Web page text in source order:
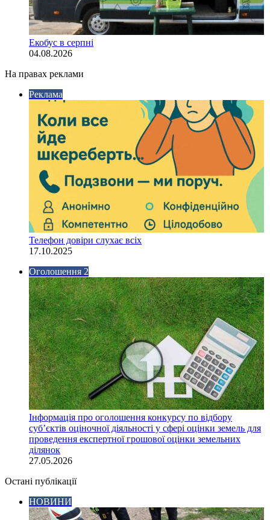
Екобус в серпні
04.08.2026
На правах реклами
Реклама
Телефон довіри слухає всіх
17.10.2025
Оголошення 2
Інформація про оголошення конкурсу по відбору
суб’єктів оціночної діяльності у сфері оцінки земель для
проведення експертної грошової оцінки земельних
ділянок
27.05.2026
Остані публікації
НОВИНИ